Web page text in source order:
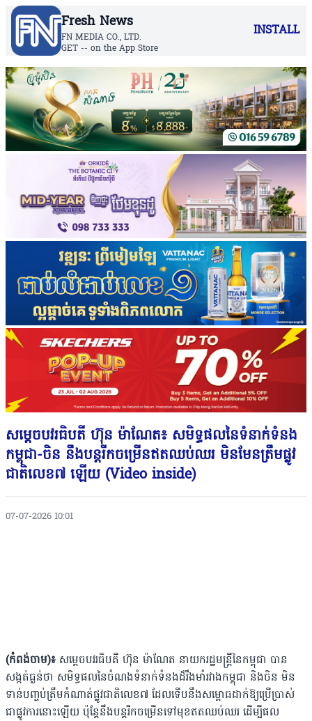
Fresh News
FN MEDIA CO., LTD.
GET -- on the App Store
INSTALL
សម្តេចបវរធិបតី ហ៊ុន ម៉ាណែត៖ សមិទ្ធផលនៃទំនាក់ទំនង
កម្ពុជា-ចិន នឹងបន្តរីកចម្រើនឥតឈប់ឈរ មិនមែនត្រឹមផ្លូវ
ជាតិលេខ៧ ឡើយ (Video inside)
07-07-2026 10:01
(កំពង់ចាម)៖ សម្ដេចបវរធិបតី ហ៊ុន ម៉ាណែត នាយករដ្ឋមន្ត្រីនៃកម្ពុជា បាន
សង្កត់ធ្ងន់ថា សមិទ្ធផលនៃចំណងទំនាក់ទំនងដ៏រឹងមាំរវាងកម្ពុជា និងចិន មិន
ទាន់បញ្ចប់ត្រឹមកំណាត់ផ្លូវជាតិលេខ៧ ដែលទើបនឹងសម្ពោធដាក់ឱ្យប្រើប្រាស់
ជាផ្លូវការនោះឡើយ ប៉ុន្តែនឹងបន្តរីកចម្រើនទៅមុខឥតឈប់ឈរ ដើម្បីផល